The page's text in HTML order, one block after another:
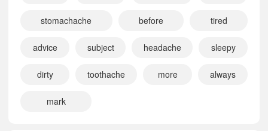
stomachache before tired
advice subject headache sleepy
dirty toothache more always
mark
小宝776249 正在学习
人教版新起点五年级上册附录一 歌曲课文朗读
人教版新起点一年级下册附录一 歌曲课文朗读
小宝697559
正在学习
小宝475790 正在学习